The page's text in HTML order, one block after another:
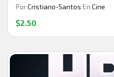
PorCristiano-Santos En Cine
$2.50